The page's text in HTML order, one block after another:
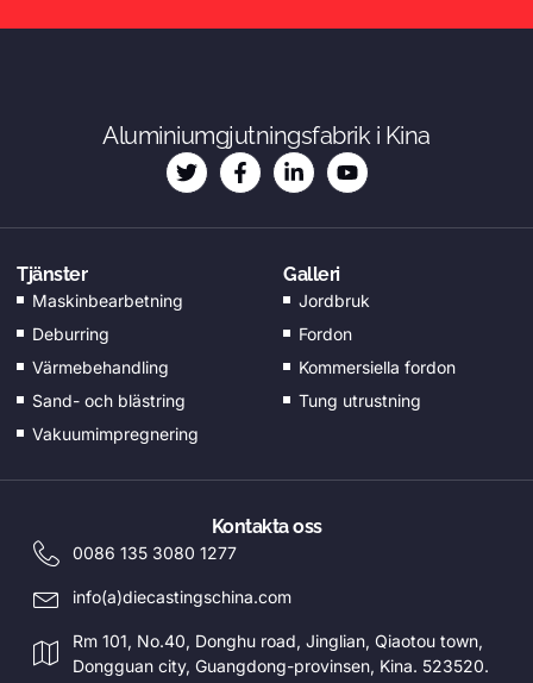
Aluminiumgjutningsfabrik i Kina
Tjänster
Maskinbearbetning
Deburring
Värmebehandling
Sand- och blästring
Vakuumimpregnering
Galleri
Jordbruk
Fordon
Kommersiella fordon
Tung utrustning
Kontakta oss
0086 135 3080 1277
info(a)diecastingschina.com
Rm 101, No.40, Donghu road, Jinglian, Qiaotou town,
Dongguan city, Guangdong-provinsen, Kina. 523520.
NL
PL
TR
AR
HU
EN_GB
CS
EL
RO